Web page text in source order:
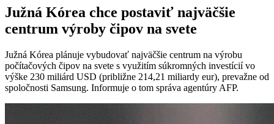
Južná Kórea chce postaviť najväčšie
centrum výroby čipov na svete
Južná Kórea plánuje vybudovať najväčšie centrum na výrobu
počítačových čipov na svete s využitím súkromných investícií vo
výške 230 miliárd USD (približne 214,21 miliardy eur), prevažne od
spoločnosti Samsung. Informuje o tom správa agentúry AFP.